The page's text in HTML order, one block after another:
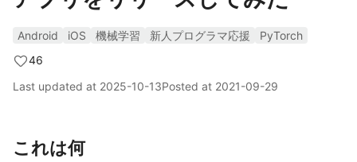
Android iOS 機械学習 新人プログラマ応援
PyTorch
46
Last updated at 2025-10-13Posted at 2021-09-29
これは何